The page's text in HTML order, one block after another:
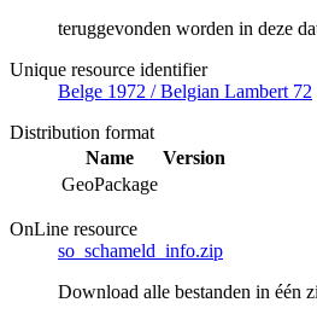
teruggevonden worden in deze
Unique resource identifier
Belge 1972 / Belgian Lambert 72
Distribution format
Name
Version
GeoPackage
OnLine resource
so_schameld_info.zip
Download alle bestanden in één